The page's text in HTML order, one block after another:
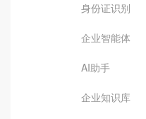
身份证识别
企业智能体
AI助手
企业知识库